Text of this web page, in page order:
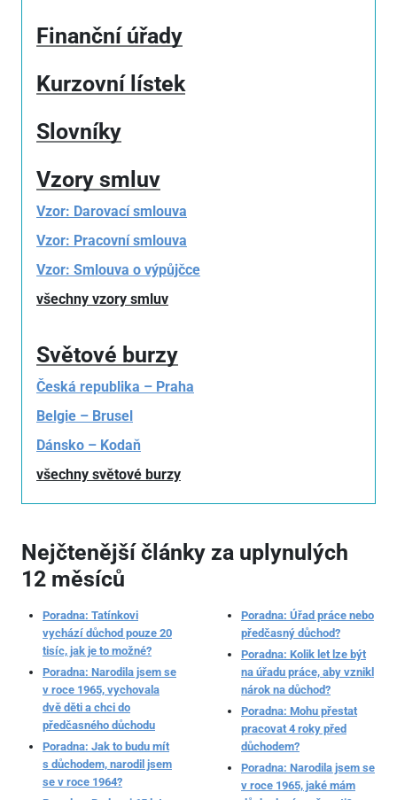
Finanční úřady
Kurzovní lístek
Slovníky
Vzory smluv
Vzor: Darovací smlouva
Vzor: Pracovní smlouva
Vzor: Smlouva o výpůjčce
všechny vzory smluv
Světové burzy
Česká republika – Praha
Belgie – Brusel
Dánsko – Kodaň
všechny světové burzy
Nejčtenější články za uplynulých
12 měsíců
Poradna: Tatínkovi
vychází důchod pouze 20
tisíc, jak je to možné?
Poradna: Narodila jsem se
v roce 1965, vychovala
dvě děti a chci do
předčasného důchodu
Poradna: Jak to budu mít
s důchodem, narodil jsem
se v roce 1964?
Poradna: Úřad práce nebo
předčasný důchod?
Poradna: Kolik let lze být
na úřadu práce, aby vznikl
nárok na důchod?
Poradna: Mohu přestat
pracovat 4 roky před
důchodem?
Poradna: Narodila jsem se
v roce 1965, jaké mám